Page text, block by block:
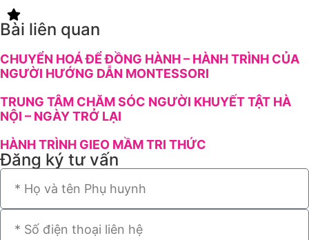
Bài liên quan
CHUYỂN HOÁ ĐỂ ĐỒNG HÀNH – HÀNH TRÌNH CỦA
NGƯỜI HƯỚNG DẪN MONTESSORI
TRUNG TÂM CHĂM SÓC NGƯỜI KHUYẾT TẬT HÀ
NỘI – NGÀY TRỞ LẠI
HÀNH TRÌNH GIEO MẦM TRI THỨC
Đăng ký tư vấn